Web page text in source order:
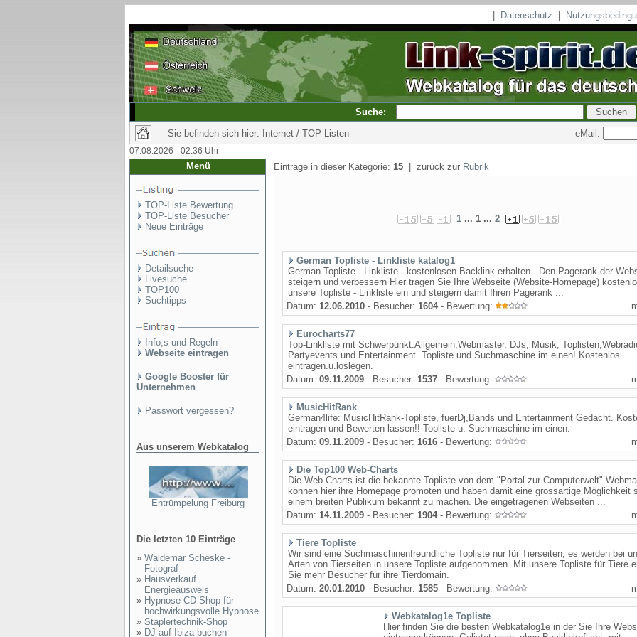
-- Datenschutz
Suche:
Sie befinden sich hier: Internet / TOP-Listen
eMail:
07.08.2026 - 02:36 Uhr
Menü
TOP-Liste Bewertung
TOP-Liste Besucher
Neue Einträge
Detailsuche
Livesuche
TOP100
Suchtipps
Info,s und Regeln
Webseite eintragen
Google Booster für
Unternehmen
Passwort vergessen?
Aus unserem Webkatalog
Entrümpelung Freiburg
Die letzten 10 Einträge
» Waldemar Scheske -
Fotograf
» Hausverkauf
Energieausweis
» Hypnose-CD-Shop für
hochwirkungsvolle Hypnose
» Staplertechnik-Shop
» DJ auf Ibiza buchen
Einträge in dieser Kategorie: 15 | zurück zur Rubrik
1... 1 ... 2
German Topliste - Linkliste katalog1
German Topliste - Linkliste - kostenlosen Backlink erhalten - Den Pagerank der
steigern und verbessern Hier tragen Sie Ihre Webseite (Website-Homepage)
unsere Topliste - Linkliste ein und steigern damit Ihren Pagerank ...
Datum: 12.06.2010 - Besucher: 1604- Bewertung:
Eurocharts77
Top-Linkliste mit Schwerpunkt:Allgemein,Webmaster, DJs, Musik,
Partyevents und Entertainment. Topliste und Suchmaschine im einen! Kostenlos
eintragen.u.loslegen.
Datum: 09.11.2009 - Besucher: 1537 - Bewertung:
MusicHitRank
German4life: MusicHitRank-Topliste, fuerDj,Bands und Entertainment Gedacht.
eintragen und Bewerten lassen!! Topliste u. Suchmaschine im einen.
Datum: 09.11.2009 - Besucher: 1616 - Bewertung:
Die Top100 Web-Charts
Die Web-Charts ist die bekannte Topliste von dem "Portal zur Computerwelt"
können hier ihre Homepage promoten und haben damit eine grossartige Möglichkeit
einem breiten Publikum bekannt zu machen. Die eingetragenen Webseiten ...
Datum: 14.11.2009 - Besucher: 1904- Bewertung:
Tiere Topliste
Wir sind eine Suchmaschinenfreundliche Topliste nur für Tierseiten, es werden bei
Arten von Tierseiten in unsere Topliste aufgenommen. Mit unsere Topliste für Tiere
Sie mehr Besucher für ihre Tierdomain.
Datum: 20.01.2010 - Besucher: 1585 - Bewertung:
Webkatalog1e Topliste
Hier finden Sie die besten Webkatalog1e in der Sie Ihre